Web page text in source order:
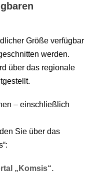
Größe verfügbar
werden.
über das regionale
– einschließlich
Sie über das
„Komsis“.